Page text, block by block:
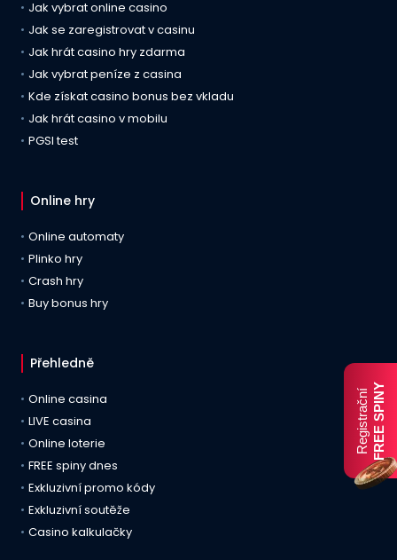
RegistračníFREE SPINY
Jak vybrat online casino
Jak se zaregistrovat v casinu
Jak hrát casino hry zdarma
Jak vybrat peníze z casina
Kde získat casino bonus bez vkladu
Jak hrát casino v mobilu
PGSI test
Online hry
Online automaty
Plinko hry
Crash hry
Buy bonus hry
Přehledně
Online casina
LIVE casina
Online loterie
FREE spiny dnes
Exkluzivní promo kódy
Exkluzivní soutěže
Casino kalkulačky